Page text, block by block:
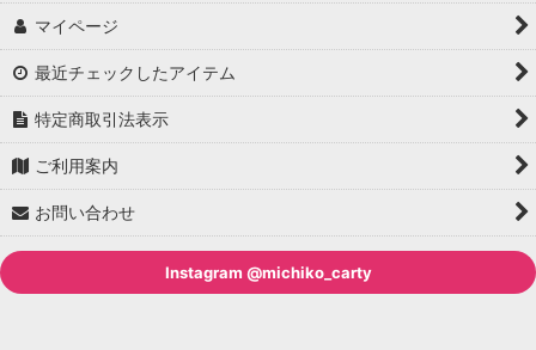
マイページ
最近チェックしたアイテム
特定商取引法表示
ご利用案内
お問い合わせ
Instagram @michiko_carty